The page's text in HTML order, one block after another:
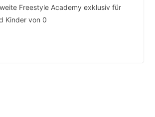
Freestyle Academy exklusiv für
Kinder von 0